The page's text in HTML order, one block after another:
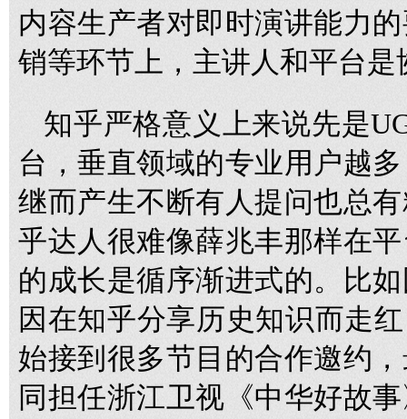
内容生产者对即时演讲能力
销等环节上，主讲人和平台是
知乎严格意义上来说先是
台，垂直领域的专业用户越
继而产生不断有人提问也总
乎达人很难像薛兆丰那样在
的成长是循序渐进式的。比
因在知乎分享历史知识而走
始接到很多节目的合作邀约
同担任浙江卫视《中华好故